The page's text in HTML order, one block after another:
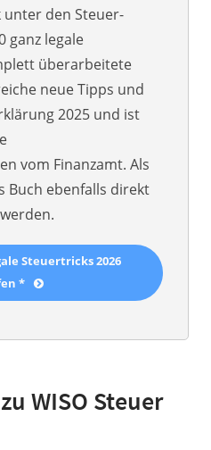
den Steuer-
ganz legale
überarbeitete
neue Tipps und
2025 und ist
vom Finanzamt. Als
Buch ebenfalls direkt
Steuertricks 2026
*
WISO Steuer